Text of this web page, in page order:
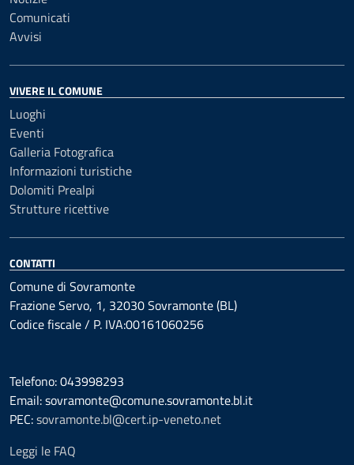
Comunicati
Avvisi
VIVERE IL COMUNE
Luoghi
Eventi
Galleria Fotografica
Informazioni turistiche
Dolomiti Prealpi
Strutture ricettive
CONTATTI
Comune di Sovramonte
Frazione Servo, 1, 32030 Sovramonte (BL)
Codice fiscale / P. IVA:00161060256
Telefono: 043998293
Email: sovramonte@comune.sovramonte.bl.it
PEC:sovramonte.bl@cert.ip-veneto.net
Leggi le FAQ